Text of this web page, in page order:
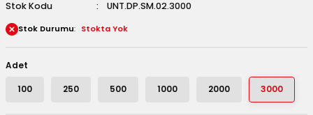
Stok Kodu UNT.DP.SM.02.3000
Stok Durumu Stokta Yok
Adet
100 250 500 1000 2000 3000